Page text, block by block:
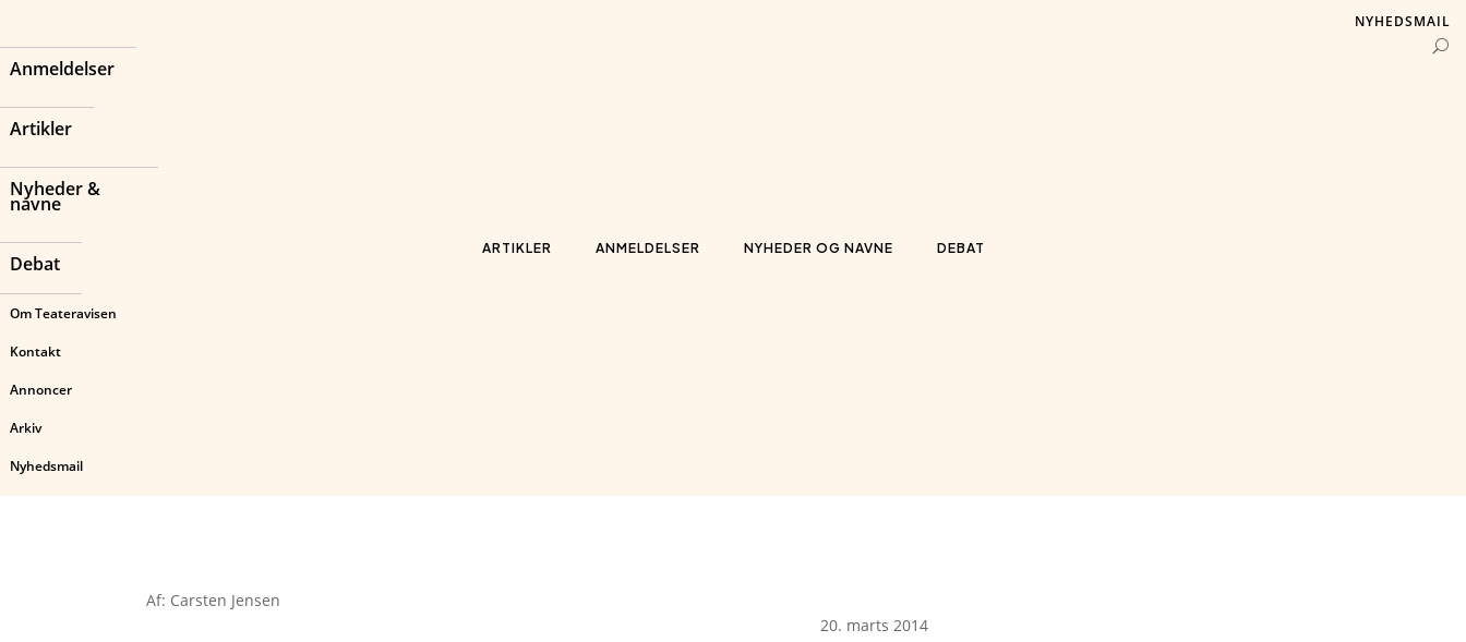
Anmeldelser
Artikler
Nyheder &
navne
Debat
Om Teateravisen
Kontakt
Annoncer
Arkiv
Nyhedsmail
ARTIKLER ANMELDELSER NYHEDER OG NAVNE DEBAT
NYHEDSMAIL
Af: Carsten Jensen
20. marts 2014